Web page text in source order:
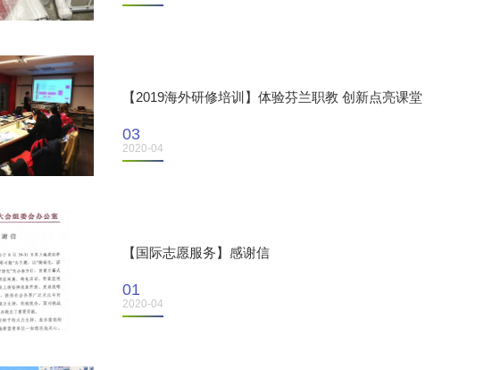
【2019海外研修培训】体验芬兰职教 创新点亮课堂
03
2020-04
【国际志愿服务】感谢信
01
2020-04